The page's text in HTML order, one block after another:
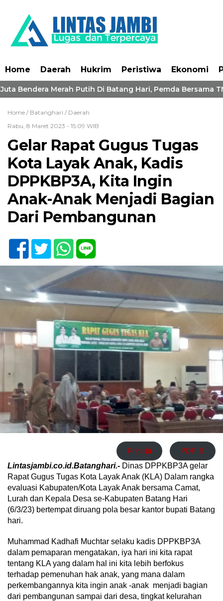
Home Daerah Hukrim Peristiwa Ekonomi
Bendera Merah Putih Di Batang Hari, Pemda Bersama
Home / Batanghari / Daerah
Rabu, 8 Maret 2023 - 15:09 WIB
Gelar Rapat Gugus Tugas
Kota Layak Anak, Kadis
DPPKBP3A, Kita Ingin
Anak-Anak Menjadi Bagian
Dari Pembangunan
Print 🖨 PDF 📄
Lintasjambi.co.id.Batanghari.- Dinas DPPKBP3A gelar
Rapat Gugus Tugas Kota Layak Anak (KLA) Dalam rangka
evaluasi Kabupaten/Kota Layak Anak bersama Camat,
Lurah dan Kepala Desa se-Kabupaten Batang Hari
(6/3/23) bertempat diruang pola besar kantor bupati Batang
hari.
Muhammad Kadhafi Muchtar selaku kadis DPPKBP3A
dalam pemaparan mengatakan, iya hari ini kita rapat
tentang KLA yang dalam hal ini kita lebih berfokus
terhadap pemenuhan hak anak, yang mana dalam
perkembangannya kita ingin anak -anak menjadi bagian
dari pembangunan sampai dari desa, tingkat kelurahan